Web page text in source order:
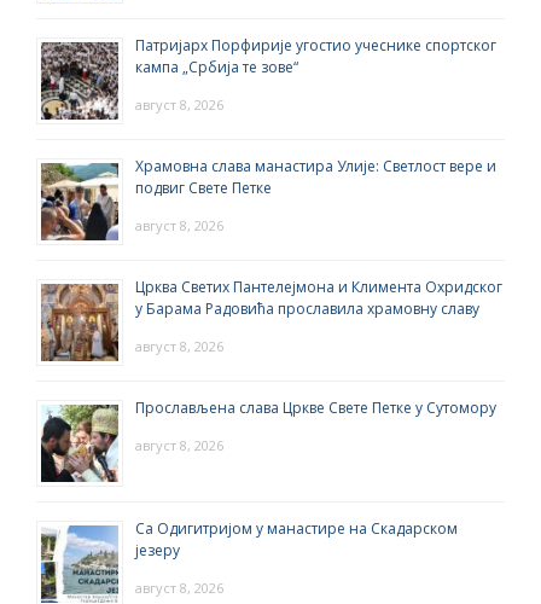
Патријарх Порфирије угостио учеснике спортског
кампа „Србија те зове“
август 8, 2026
Храмовна слава манастира Улије: Светлост вере и
подвиг Свете Петке
август 8, 2026
Црква Светих Пантелејмона и Климента Охридског
у Барама Радовића прославила храмовну славу
август 8, 2026
Прослављена слава Цркве Свете Петке у Сутомору
август 8, 2026
Са Одигитријом у манастире на Скадарском
језеру
август 8, 2026